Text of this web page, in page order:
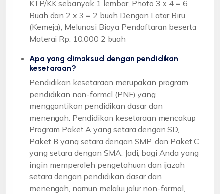
KTP/KK sebanyak 1 lembar, Photo 3 x 4 = 6
Buah dan 2 x 3 = 2 buah Dengan Latar Biru
(Kemeja), Melunasi Biaya Pendaftaran beserta
Materai Rp. 10.000 2 buah
Apa yang dimaksud dengan pendidikan
kesetaraan?
Pendidikan kesetaraan merupakan program
pendidikan non-formal (PNF) yang
menggantikan pendidikan dasar dan
menengah. Pendidikan kesetaraan mencakup
Program Paket A yang setara dengan SD,
Paket B yang setara dengan SMP, dan Paket C
yang setara dengan SMA. Jadi, bagi Anda yang
ingin memperoleh pengetahuan dan ijazah
setara dengan pendidikan dasar dan
menengah, namun melalui jalur non-formal,